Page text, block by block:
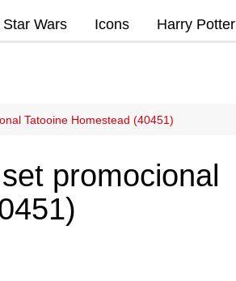
Star Wars Icons Harry Potter
Tatooine Homestead (40451)
promocional